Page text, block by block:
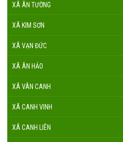
XÃ ÂN TƯỜNG
XÃ KIM SƠN
XÃ VẠN ĐỨC
XÃ ÂN HẢO
XÃ VÂN CANH
XÃ CANH VINH
XÃ CANH LIÊN